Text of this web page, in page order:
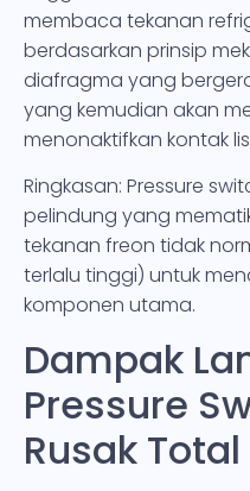
membaca tekanan
berdasarkan prinsip
diafragma yang
yang kemudian akan
menonaktifkan kontak
Ringkasan: Pressure
pelindung yang
tekanan freon tidak
terlalu tinggi) untuk
komponen utama.
Dampak
Pressure
Rusak Total